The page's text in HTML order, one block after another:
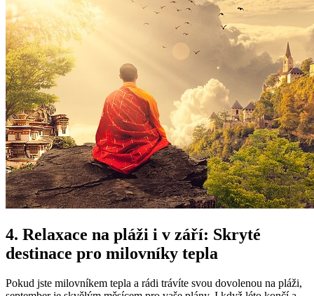
4. Relaxace na⁤ pláži ‍i​ v září: Skryté
destinace pro milovníky tepla
Pokud⁤ jste milovníkem tepla a rádi trávíte svou dovolenou na pláži,​